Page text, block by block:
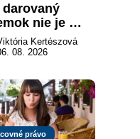
darovaný
nie je
vec“: kedy
darca žiadať
Kertészová
08. 2026
právo